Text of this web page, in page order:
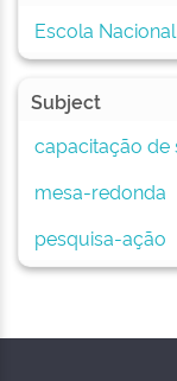
Escola
Subject
capacitação de
mesa-redonda
pesquisa-ação